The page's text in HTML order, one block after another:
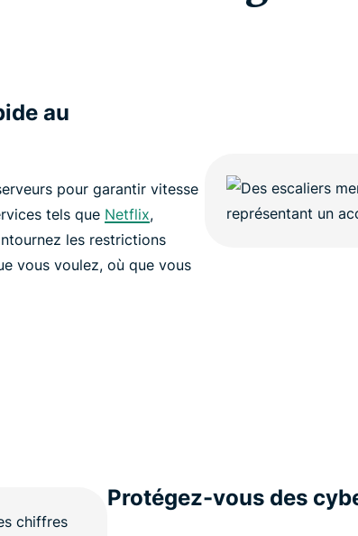
au
pour garantir vitesse
tels que Netflix,
les restrictions
vous voulez, où que vous
Protégez-vous des